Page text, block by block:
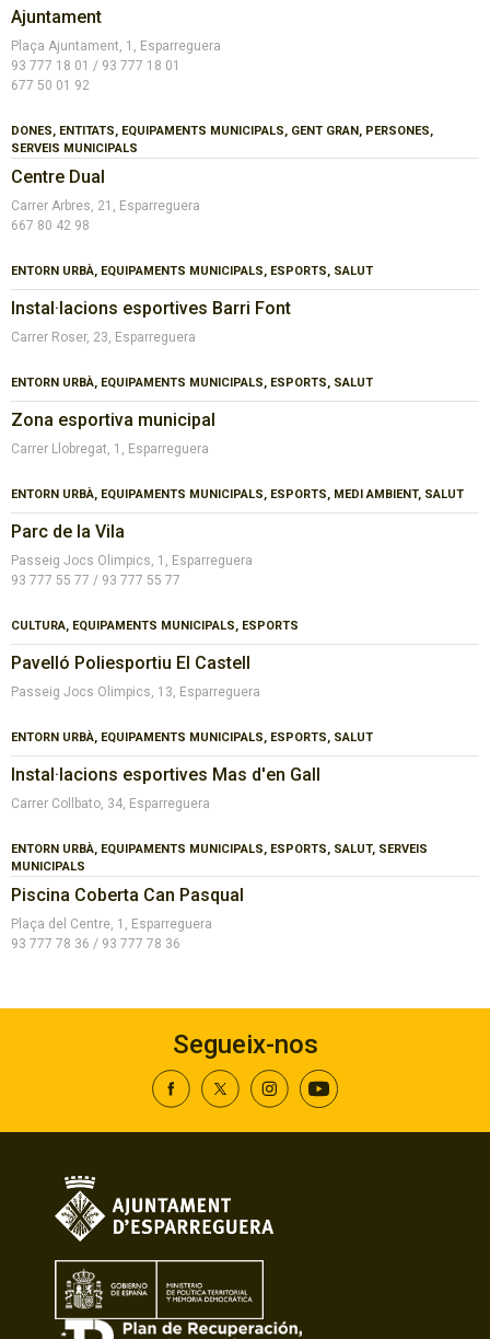
Ajuntament
Plaça Ajuntament, 1, Esparreguera
93 777 18 01 / 93 777 18 01
677 50 01 92
DONES, ENTITATS, EQUIPAMENTS MUNICIPALS, GENT GRAN, PERSONES,
SERVEIS MUNICIPALS
Centre Dual
Carrer Arbres, 21, Esparreguera
667 80 42 98
ENTORN URBÀ, EQUIPAMENTS MUNICIPALS, ESPORTS, SALUT
Instal·lacions esportives Barri Font
Carrer Roser, 23, Esparreguera
ENTORN URBÀ, EQUIPAMENTS MUNICIPALS, ESPORTS, SALUT
Zona esportiva municipal
Carrer Llobregat, 1, Esparreguera
ENTORN URBÀ, EQUIPAMENTS MUNICIPALS, ESPORTS, MEDI AMBIENT, SALUT
Parc de la Vila
Passeig Jocs Olimpics, 1, Esparreguera
93 777 55 77 / 93 777 55 77
CULTURA, EQUIPAMENTS MUNICIPALS, ESPORTS
Pavelló Poliesportiu El Castell
Passeig Jocs Olimpics, 13, Esparreguera
ENTORN URBÀ, EQUIPAMENTS MUNICIPALS, ESPORTS, SALUT
Instal·lacions esportives Mas d'en Gall
Carrer Collbato, 34, Esparreguera
ENTORN URBÀ, EQUIPAMENTS MUNICIPALS, ESPORTS, SALUT, SERVEIS
MUNICIPALS
Piscina Coberta Can Pasqual
Plaça del Centre, 1, Esparreguera
93 777 78 36 / 93 777 78 36
Segueix-nos